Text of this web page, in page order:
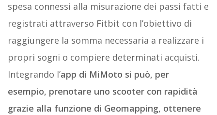
spesa connessi alla misurazione dei passi fatti e
registrati attraverso Fitbit con l’obiettivo di
raggiungere la somma necessaria a realizzare i
propri sogni o compiere determinati acquisti.
Integrando l’app di MiMoto si può, per
esempio, prenotare uno scooter con rapidità
grazie alla funzione di Geomapping, ottenere